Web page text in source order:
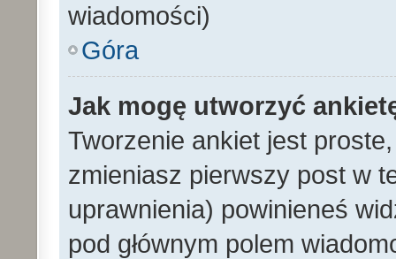
wiadomości)
Góra
Jak mogę utworzyć
Tworzenie ankiet jest
zmieniasz pierwszy post w
uprawnienia) powinieneś
pod głównym polem